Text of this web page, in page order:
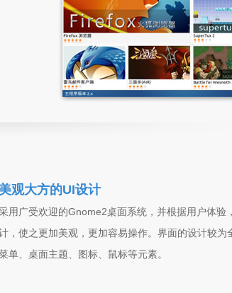
美观大方的UI设计
用广受欢迎的Gnome2桌面系统，并根据用户体验
，使之更加美观，更加容易操作。界面的设计较为
单、桌面主题、图标、鼠标等元素。